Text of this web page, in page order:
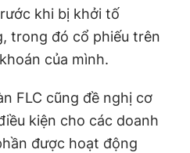
khi bị khởi tố
trong đó cổ phiếu trên
của mình.
FLC cũng đề nghị cơ
kiện cho các doanh
được hoạt động